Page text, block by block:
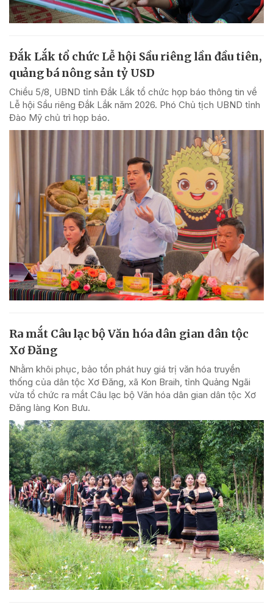
Đắk Lắk tổ chức Lễ hội Sầu riêng lần đầu tiên,
quảng bá nông sản tỷ USD
Chiều 5/8, UBND tỉnh Đắk Lắk tổ chức họp báo thông tin về
Lễ hội Sầu riêng Đắk Lắk năm 2026. Phó Chủ tịch UBND tỉnh
Đào Mỹ chủ trì họp báo.
Ra mắt Câu lạc bộ Văn hóa dân gian dân tộc
Xơ Đăng
Nhằm khôi phục, bảo tồn phát huy giá trị văn hóa truyền
thống của dân tộc Xơ Đăng, xã Kon Braih, tỉnh Quảng Ngãi
vừa tổ chức ra mắt Câu lạc bộ Văn hóa dân gian dân tộc Xơ
Đăng làng Kon Bưu.